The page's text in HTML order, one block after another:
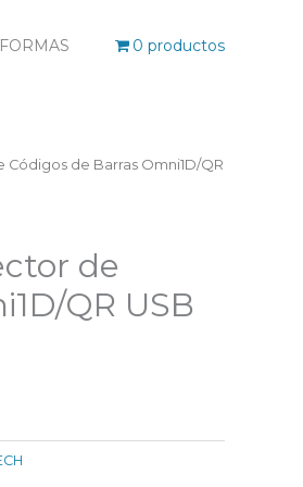
0 productos
de Barras Omni1D/QR
de
QR USB